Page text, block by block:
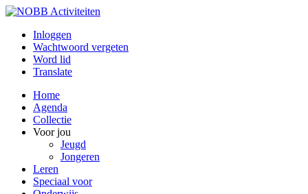
Inloggen
Wachtwoord vergeten
Word lid
Translate
Home
Agenda
Collectie
Voor jou
Jeugd
Jongeren
Leren
Speciaal voor